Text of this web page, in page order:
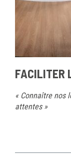
FACILITER
« Connaître nos
attentes »